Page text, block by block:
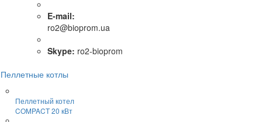
E-mail:
ro2@bioprom.ua
Skype: ro2-bioprom
Пеллетные котлы
Пеллетный котел
COMPACT 20 кВт